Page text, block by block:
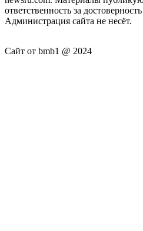
ответственность за
Администрация сайта не несёт.
Сайт от bmb1 @ 2024